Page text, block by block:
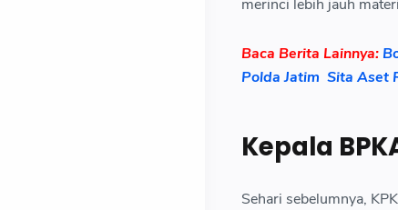
merinci lebih jauh
Baca Berita Lainnya:
Polda Jatim Sita Aset
Kepala
Sehari sebelumnya,